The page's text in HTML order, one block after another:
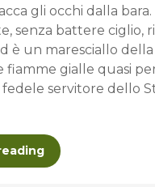
gli occhi dalla bara.
senza battere ciglio,
è un maresciallo
gialle quasi
servitore dello